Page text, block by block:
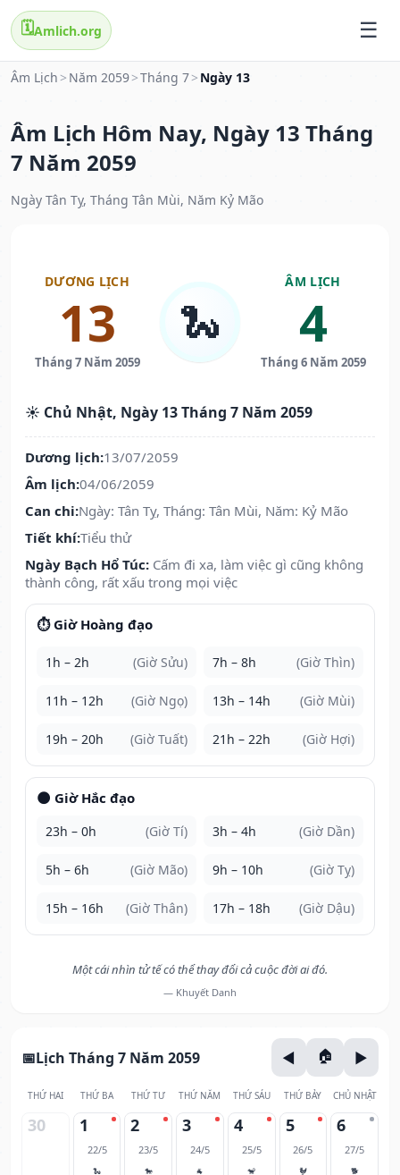
🗓️Amlich.org
Âm Lịch > Năm 2059>Tháng 7> Ngày 13
Âm Lịch Hôm Nay, Ngày 13 Tháng
7 Năm 2059
Ngày Tân Tỵ, Tháng Tân Mùi, Năm Kỷ Mão
DƯƠNG LỊCH
13
Tháng 7 Năm 2059
🐍
ÂM LỊCH
4
Tháng 6 Năm 2059
☀️ Chủ Nhật, Ngày 13 Tháng 7 Năm 2059
Dương lịch:13/07/2059
Âm lịch:04/06/2059
Can chi:Ngày: Tân Tỵ, Tháng: Tân Mùi, Năm: Kỷ Mão
Tiết khí:Tiểu thử
Ngày Bạch Hổ Túc: Cấm đi xa, làm việc gì cũng không
thành công, rất xấu trong mọi việc
⏱️ Giờ Hoàng đạo
1h – 2h (Giờ Sửu) 7h – 8h (Giờ Thìn)
11h – 12h (Giờ Ngọ) 13h – 14h (Giờ Mùi)
19h – 20h (Giờ Tuất) 21h – 22h (Giờ Hợi)
🌑 Giờ Hắc đạo
23h – 0h (Giờ Tí) 3h – 4h (Giờ Dần)
5h – 6h (Giờ Mão) 9h – 10h (Giờ Tỵ)
15h – 16h (Giờ Thân) 17h – 18h (Giờ Dậu)
Một cái nhìn tử tế có thể thay đổi cả cuộc đời ai đó.
— Khuyết Danh
Lịch Tháng 7 Năm 2059
THỨ HAI THỨ BA THỨ TƯ THỨ NĂM THỨ SÁU THỨ BẢY CHỦ NHẬT
30 1
22/5
🐍
2
23/5
🐎
3
24/5
🐐
4
25/5
🐒
5
26/5
🐓
6
27/5
🐕